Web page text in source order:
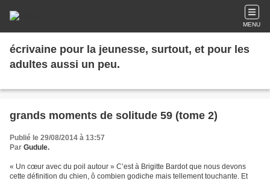
MENU
écrivaine pour la jeunesse, surtout, et pour les
adultes aussi un peu.
grands moments de solitude 59 (tome 2)
Publié le 29/08/2014 à 13:57
Par Gudule.
« Un cœur avec du poil autour » C’est à Brigitte Bardot que nous devons
cette définition du chien, ô combien godiche mais tellement touchante. Et